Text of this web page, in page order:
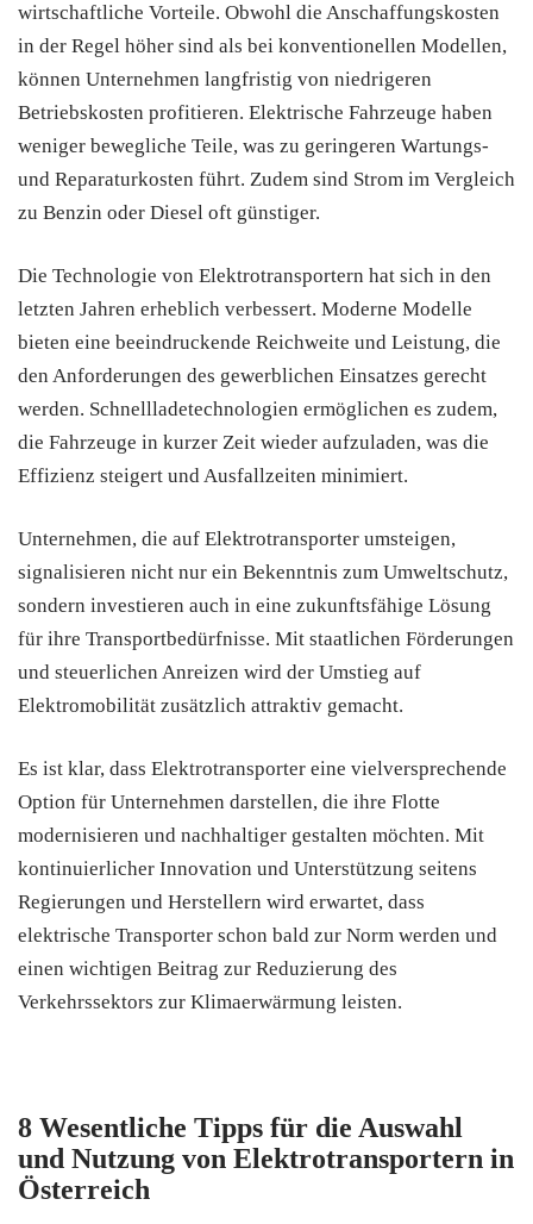
wirtschaftliche Vorteile. Obwohl die Anschaffungskosten
in der Regel höher sind als bei konventionellen Modellen,
können Unternehmen langfristig von niedrigeren
Betriebskosten profitieren. Elektrische Fahrzeuge haben
weniger bewegliche Teile, was zu geringeren Wartungs-
und Reparaturkosten führt. Zudem sind Strom im Vergleich
zu Benzin oder Diesel oft günstiger.
Die Technologie von Elektrotransportern hat sich in den
letzten Jahren erheblich verbessert. Moderne Modelle
bieten eine beeindruckende Reichweite und Leistung, die
den Anforderungen des gewerblichen Einsatzes gerecht
werden. Schnellladetechnologien ermöglichen es zudem,
die Fahrzeuge in kurzer Zeit wieder aufzuladen, was die
Effizienz steigert und Ausfallzeiten minimiert.
Unternehmen, die auf Elektrotransporter umsteigen,
signalisieren nicht nur ein Bekenntnis zum Umweltschutz,
sondern investieren auch in eine zukunftsfähige Lösung
für ihre Transportbedürfnisse. Mit staatlichen Förderungen
und steuerlichen Anreizen wird der Umstieg auf
Elektromobilität zusätzlich attraktiv gemacht.
Es ist klar, dass Elektrotransporter eine vielversprechende
Option für Unternehmen darstellen, die ihre Flotte
modernisieren und nachhaltiger gestalten möchten. Mit
kontinuierlicher Innovation und Unterstützung seitens
Regierungen und Herstellern wird erwartet, dass
elektrische Transporter schon bald zur Norm werden und
einen wichtigen Beitrag zur Reduzierung des
Verkehrssektors zur Klimaerwärmung leisten.
8 Wesentliche Tipps für die Auswahl
und Nutzung von Elektrotransportern in
Österreich